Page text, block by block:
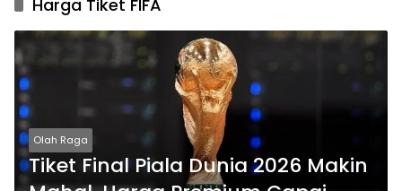
Harga Tiket FIFA
Olah Raga
Tiket Final Piala Dunia 2026 Makin